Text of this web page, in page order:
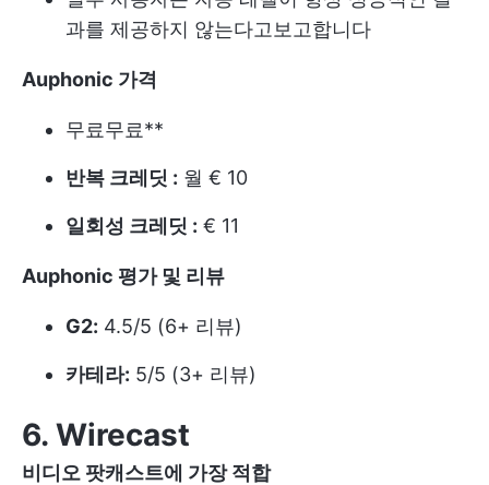
과를 제공하지 않는다고보고합니다
Auphonic 가격
무료무료**
반복 크레딧 : 월 € 10
일회성 크레딧 : € 11
Auphonic 평가 및 리뷰
G2: 4.5/5 (6+ 리뷰)
카테라: 5/5 (3+ 리뷰)
6. Wirecast
비디오 팟캐스트에 가장 적합